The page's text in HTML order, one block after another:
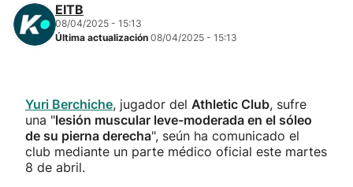
EITB
08/04/2025 - 15:13
Última actualización 08/04/2025 - 15:13
Yuri Berchiche, jugador del Athletic Club, sufre
una "lesión muscular leve-moderada en el sóleo
de su pierna derecha", seún ha comunicado el
club mediante un parte médico oficial este martes
8 de abril.